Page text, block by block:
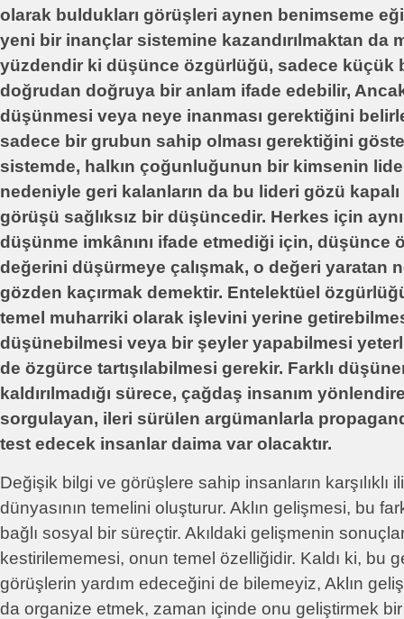
olarak buldukları görüşleri aynen benimseme
yeni bir inançlar sistemine kazandırılmaktan da
yüzdendir ki düşünce özgürlüğü, sadece küçük
doğrudan doğruya bir anlam ifade edebilir,
düşünmesi veya neye inanması gerektiğini
sadece bir grubun sahip olması gerektiğini
sistemde, halkın çoğunluğunun bir kimsenin
nedeniyle geri kalanların da bu lideri gözü
görüşü sağlıksız bir düşüncedir. Herkes için
düşünme imkânını ifade etmediği için, düşünce
değerini düşürmeye çalışmak, o değeri yaratan
gözden kaçırmak demektir. Entelektüel
temel muharriki olarak işlevini yerine
düşünebilmesi veya bir şeyler yapabilmesi
de özgürce tartışılabilmesi gerekir. Farklı
kaldırılmadığı sürece, çağdaş insanım
sorgulayan, ileri sürülen argümanlarla
test edecek insanlar daima var olacaktır.
Değişik bilgi ve görüşlere sahip insanların karşılıklı
dünyasının temelini oluşturur. Aklın gelişmesi, bu
bağlı sosyal bir süreçtir. Akıldaki gelişmenin
kestirilememesi, onun temel özelliğidir. Kaldı ki, bu
görüşlerin yardım edeceğini de bilemeyiz, Aklın
da organize etmek, zaman içinde onu geliştirmek